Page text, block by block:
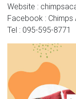
Website :
Facebook : Chimps
Tel : 095-595-8771